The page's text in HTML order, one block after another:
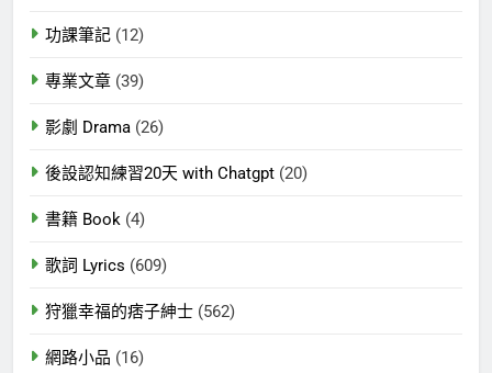
功課筆記 (12)
專業文章 (39)
影劇 Drama (26)
後設認知練習20天 with Chatgpt (20)
書籍 Book (4)
歌詞 Lyrics (609)
狩獵幸福的痞子紳士 (562)
網路小品 (16)